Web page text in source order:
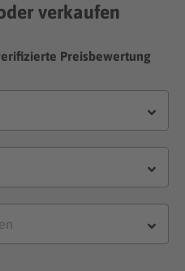
verkaufen
Preisbewertung